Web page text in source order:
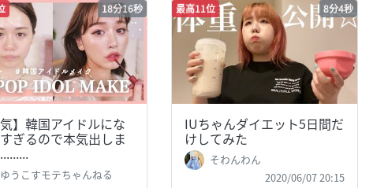
18分16秒
気】韓国アイドルにな
ぎるので本気出しま
ゆうこすモテちゃんねる
最高11位 8分4秒
IUちゃんダイエット5日間だ
けしてみた
そわんわん
2020/06/07 20:15